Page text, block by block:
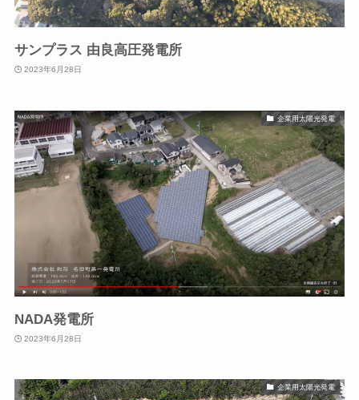
サンプラス 由良高圧発電所
2023年6月28日
企業用太陽光発電
NADA発電所
2023年6月28日
企業用太陽光発電